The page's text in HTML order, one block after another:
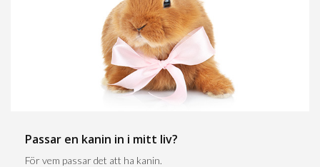
Passar en kanin in i mitt liv?
För vem passar det att ha kanin.